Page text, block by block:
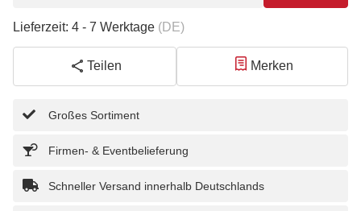
Lieferzeit: 4 - 7 Werktage (DE)
Teilen Merken
Großes Sortiment
Firmen- & Eventbelieferung
Schneller Versand innerhalb Deutschlands